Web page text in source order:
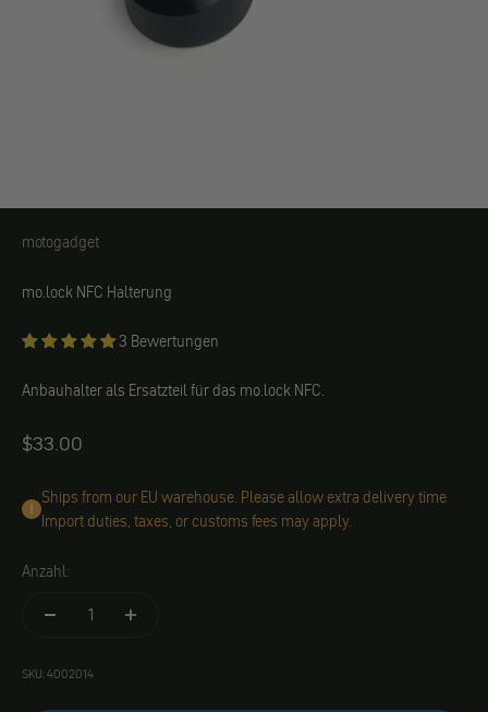
motogadget
motogadget
mo.lock NFC Halterung
3 Bewertungen
Anbauhalter als Ersatzteil für das mo.lock NFC.
Angebot
$33.00
Ships from our EU warehouse. Please allow extra delivery time
Import duties, taxes, or customs fees may apply.
Anzahl:
SKU: 4002014